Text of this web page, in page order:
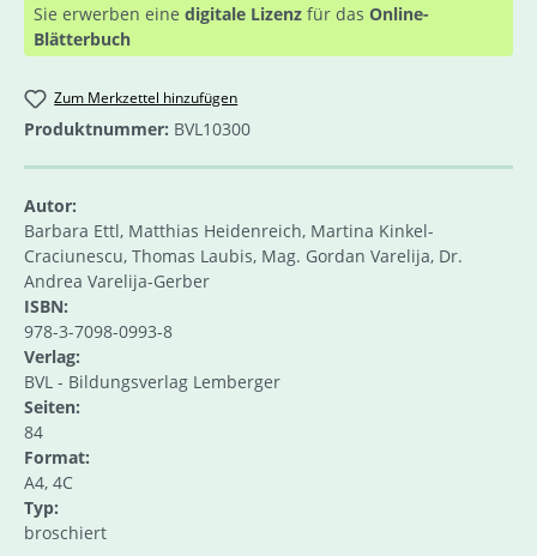
Sie erwerben eine digitale Lizenz für das Online-
Blätterbuch
Zum Merkzettel hinzufügen
Produktnummer: BVL10300
Autor:
Barbara Ettl, Matthias Heidenreich, Martina Kinkel-
Craciunescu, Thomas Laubis, Mag. Gordan Varelija, Dr.
Andrea Varelija-Gerber
ISBN:
978-3-7098-0993-8
Verlag:
BVL - Bildungsverlag Lemberger
Seiten:
84
Format:
A4, 4C
Typ:
broschiert